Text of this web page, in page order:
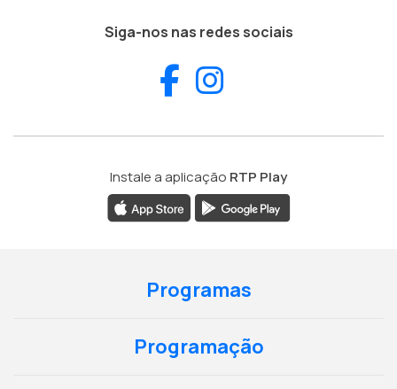
Siga-nos nas redes sociais
Facebook
Instale a aplicação RTP Play
Programas
Programação